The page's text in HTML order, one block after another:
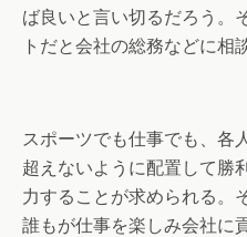
ば良いと言い切るだろう。
トだと会社の総務などに相
スポーツでも仕事でも、各
超えないように配置して勝
力することが求められる。
誰もが仕事を楽しみ会社に